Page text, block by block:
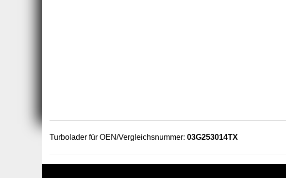
Turbolader für OEN/Vergleichsnummer: 03G253014TX